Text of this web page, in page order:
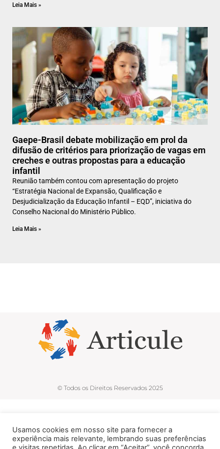
Leia Mais »
Gaepe-Brasil debate mobilização em prol da
difusão de critérios para priorização de vagas em
creches e outras propostas para a educação
infantil
Reunião também contou com apresentação do projeto
“Estratégia Nacional de Expansão, Qualificação e
Desjudicialização da Educação Infantil – EQD”, iniciativa do
Conselho Nacional do Ministério Público.
Leia Mais »
© Todos os Direitos Reservados 2025
Usamos cookies em nosso site para fornecer a
experiência mais relevante, lembrando suas preferências